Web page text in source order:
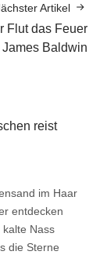
Artikel
Flut das Feuer
James Baldwin
reist
im Haar
entdecken
Nass
die Sterne